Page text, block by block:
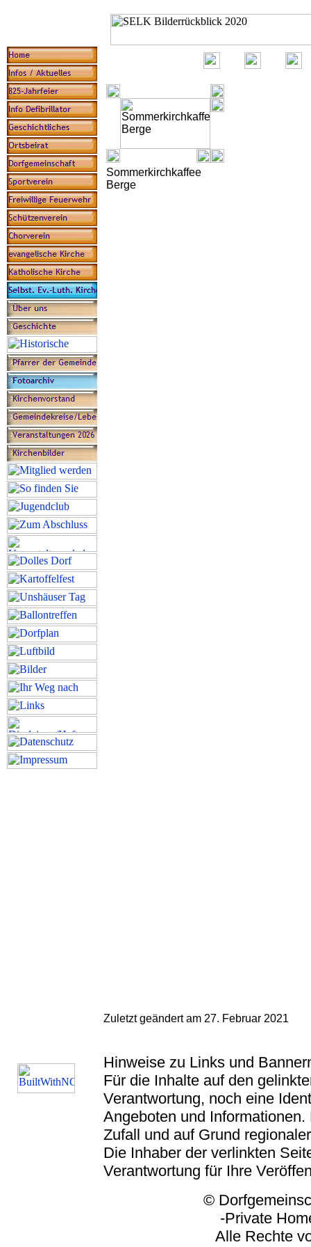
Sommerkirchkaffee
Berge
Zuletzt geändert am 27. Februar 2021
Hinweise zu Links und
Für die Inhalte auf den
Verantwortung, noch eine
Angeboten und
Zufall und auf Grund
Die Inhaber der verlinkten
Verantwortung für Ihre
© Dorfgemeinschaft
-Private
Alle Rechte